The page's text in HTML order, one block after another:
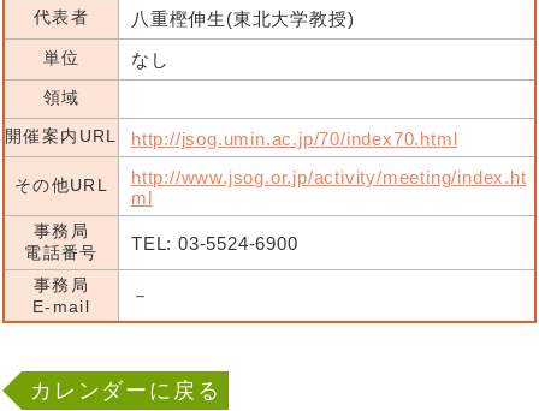
代表者 八重樫伸生(東北大学教授)
単位 なし
領域
開催案内URL
http://jsog.umin.ac.jp/70/index70.html
その他URL
http://www.jsog.or.jp/activity/meeting/index.ht
ml
事務局
電話番号
TEL: 03-5524-6900
事務局
E-mail
－
カレンダーに戻る